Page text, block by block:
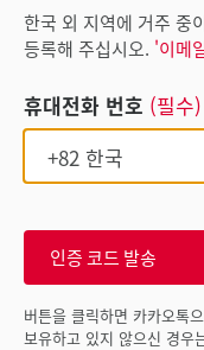
한국 외 지역에 거주 중
등록해 주십시오. '이메
휴대전화 번호 (필수)
인증 코드 발송
버튼을 클릭하면 카카오톡
보유하고 있지 않으신 경우